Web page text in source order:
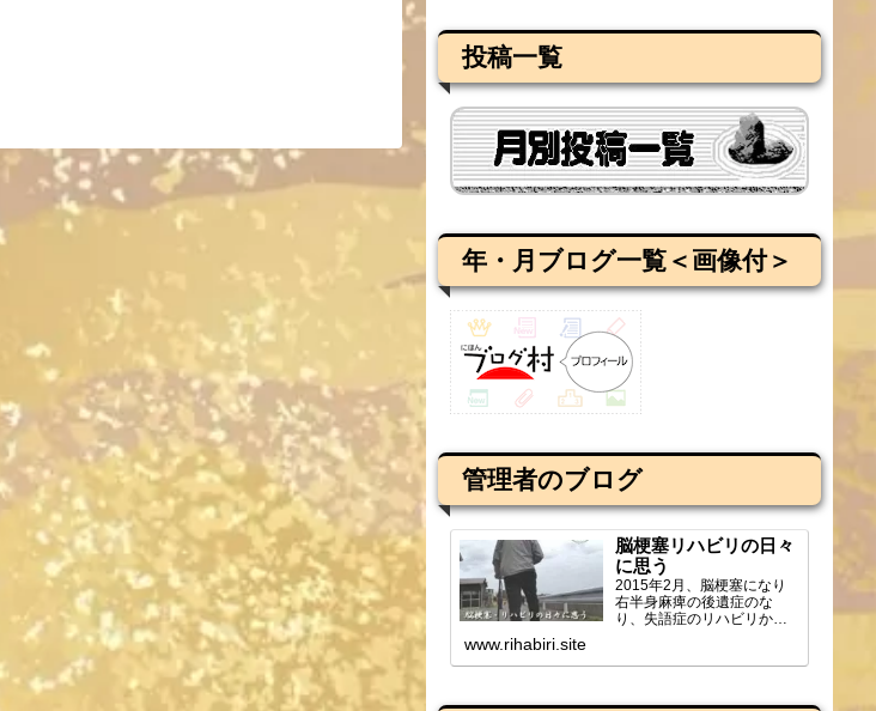
投稿一覧
年・月ブログ一覧＜画像付＞
管理者のブログ
脳梗塞リハビリの日々
に思う
2015年2月、脳梗塞になり
右半身麻痺の後遺症のな
り、失語症のリハビリから
www.rihabiri.site